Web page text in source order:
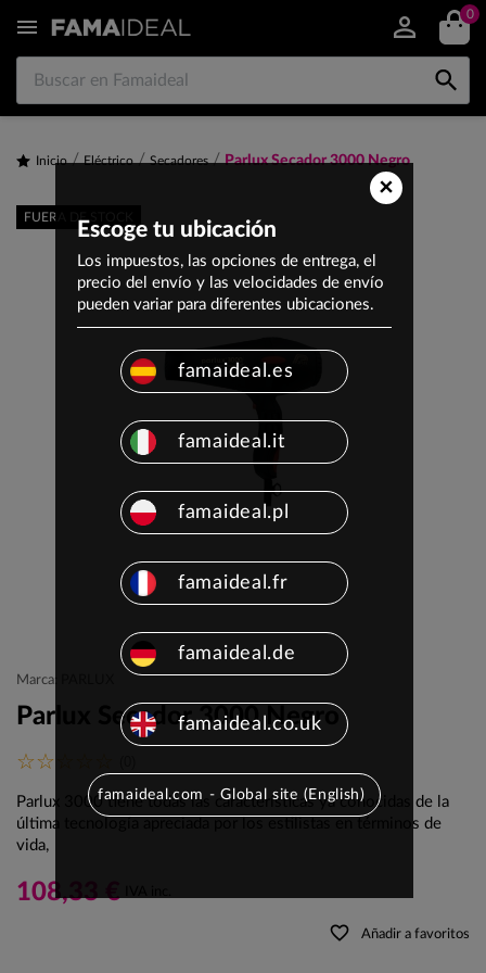
 0

FUERA DE STOCK
Inicio Eléctrico Secadores Parlux Secador 3000 Negro
Marca: PARLUX
Parlux Secador 3000 Negro
Parlux 3000 tiene todas las características ya conocidas de la
última tecnología apreciada por los estilistas en términos de
vida,
108,33 €
favorite_border Añadir a favoritos
×
Escoge tu ubicación
Los impuestos, las opciones de entrega, el
precio del envío y las velocidades de envío
pueden variar para diferentes ubicaciones.
famaideal.es
famaideal.it
famaideal.pl
famaideal.fr
famaideal.de
famaideal.co.uk
famaideal.com - Global site (English)